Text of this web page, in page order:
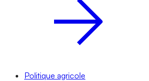
Politique agricole